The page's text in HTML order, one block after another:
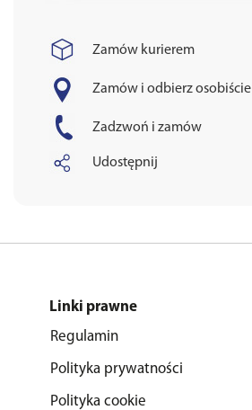
Zamów kurierem
Zamów i odbierz osobiście
Zadzwoń i zamów
Udostępnij
Linki prawne
Regulamin
Polityka prywatności
Polityka cookie